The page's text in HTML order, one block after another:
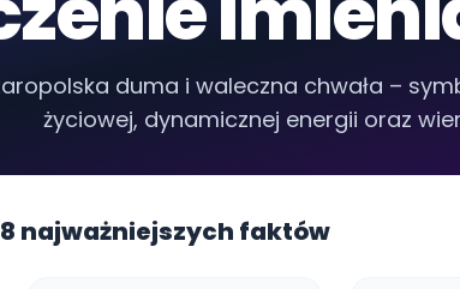
duma i waleczna chwała –
życiowej, dynamicznej energii oraz
najważniejszych faktów